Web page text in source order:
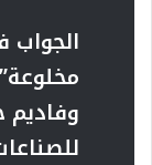
وفاديم